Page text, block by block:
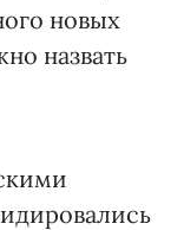
новых
назвать